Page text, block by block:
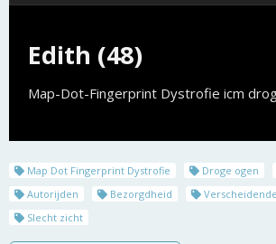
Edith (48)
Map-Dot-Fingerprint Dystrofie icm
Map Dot Fingerprint Dystrofie Droge ogen
Autorijden
Bezorgdheid
Slecht zicht